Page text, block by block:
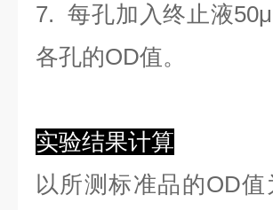
7. 每孔加入终止液
各孔的OD值。
实验结果计算
以所测标准品的OD值